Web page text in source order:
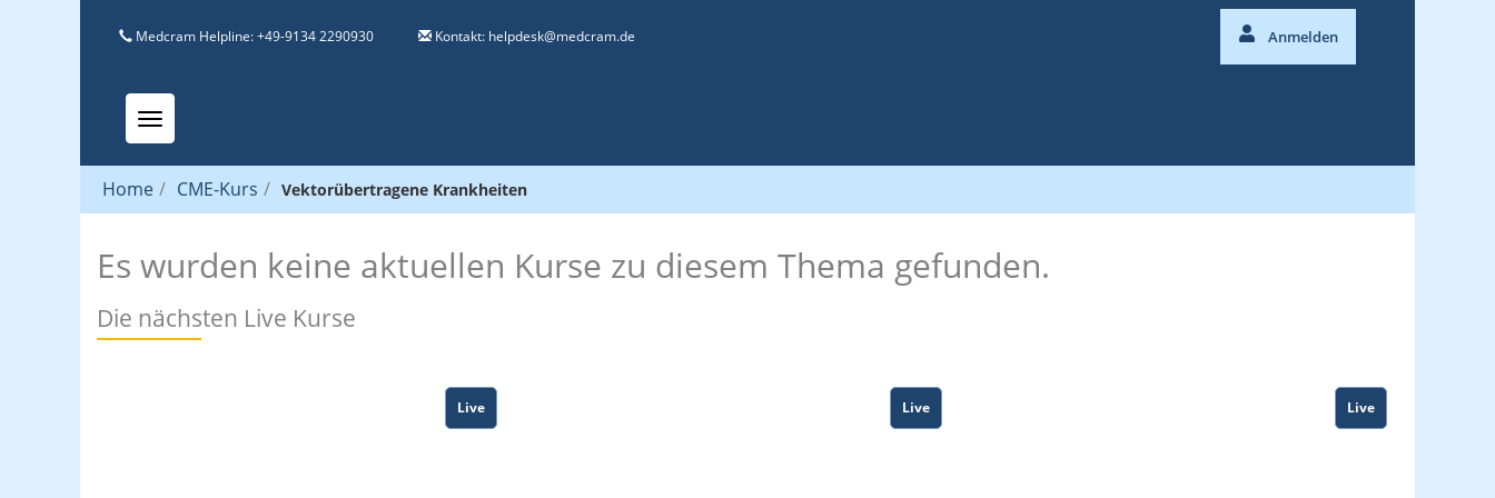
Medcram Helpline: +49-9134 2290930 Kontakt: helpdesk@medcram.de Anmelden
Toggle navigation
Home / CME-Kurs / Vektorübertragene Krankheiten
Es wurden keine aktuellen Kurse zu diesem Thema gefunden.
Die nächsten Live Kurse
Live Live Live